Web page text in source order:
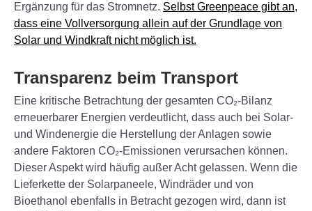
Ergänzung für das Stromnetz. Selbst Greenpeace gibt an,
dass eine Vollversorgung allein auf der Grundlage von
Solar und Windkraft nicht möglich ist.
Transparenz beim Transport
Eine kritische Betrachtung der gesamten CO₂-Bilanz
erneuerbarer Energien verdeutlicht, dass auch bei Solar-
und Windenergie die Herstellung der Anlagen sowie
andere Faktoren CO₂-Emissionen verursachen können.
Dieser Aspekt wird häufig außer Acht gelassen. Wenn die
Lieferkette der Solarpaneele, Windräder und von
Bioethanol ebenfalls in Betracht gezogen wird, dann ist